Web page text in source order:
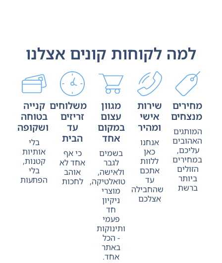
למה לקוחות קונים אצלנו
מחירים
מנצחים
המותגים
האהובים
עליכם,
במחירים
הזולים
ביותר
ברשת
שירות
אישי
ומהיר
אנחנו
כאן
ללוות
אתכם
עד
שהחבילה
אצלכם
מגוון
עצום
במקום
אחד
בשמים
לגבר
ולאישה,
טואלטיקה,
מוצרי
ניקיון
חד
פעמי
ותינוקות
- הכל
באתר
אחד.
משלוחים
זריזים
עד
הבית
כי אף
אחד לא
אוהב
לחכות
קנייה
בטוחה
ושקופה
בלי
אותיות
קטנות,
בלי
הפתעות